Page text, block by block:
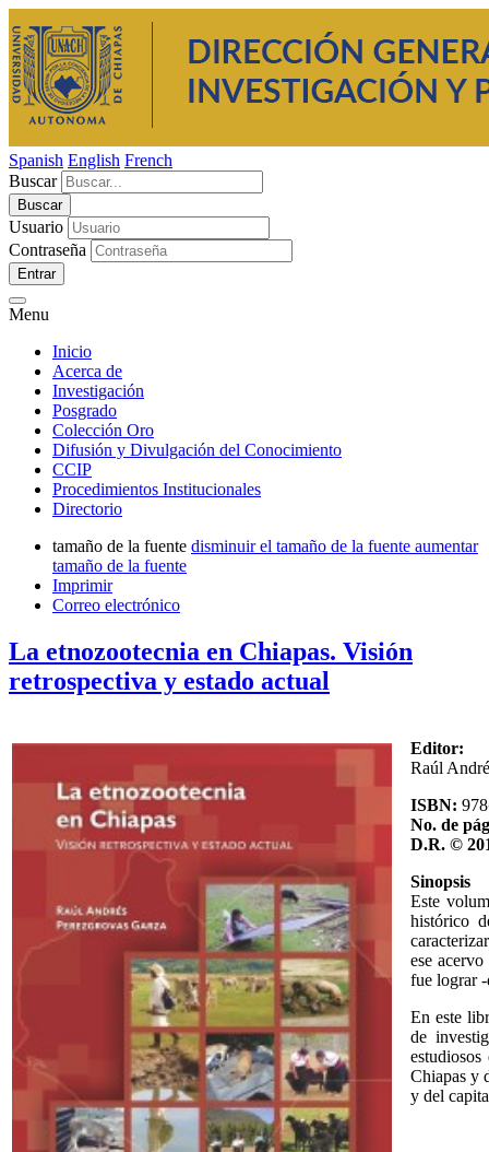
Spanish English French
Buscar
Usuario
Contraseña
Entrar
Menu
Inicio
Acerca de
Investigación
Posgrado
Colección Oro
Difusión y Divulgación del Conocimiento
CCIP
Procedimientos Institucionales
Directorio
tamaño de la fuente disminuir el tamaño de la fuente aumentar
tamaño de la fuente
Imprimir
Correo electrónico
La etnozootecnia en Chiapas. Visión
retrospectiva y estado actual
Editor:
Raúl
ISBN: 978
No. de
D.R. ©
Sinopsis
Este
histórico
ese
fue lograr -
En este
de
Chiapas y
y del